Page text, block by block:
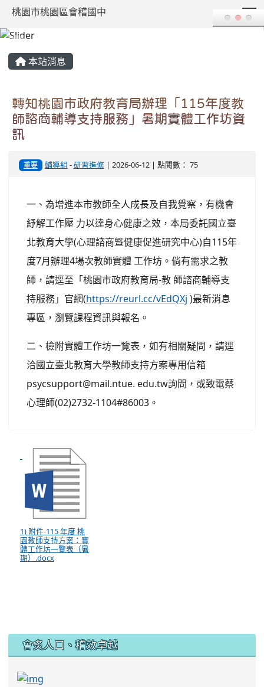
桃園市桃園區會稽國中
本站消息
轉知桃園市政府教育局辦理「115年度教
師諮商輔導支持服務」暑期實體工作坊資
訊
重要 輔導組 -研習進修| 2026-06-12 | 點閱數： 75
一、為增進本市教師全人成長及自我覺察，有機會
紓解工作壓 力以達身心健康之效，本局委託國立臺
北教育大學(心理諮商曁健康促進研究中心)自115年
度7月辦理4場次教師實體 工作坊。倘有需求之教
師，請逕至「桃園市政府教育局-教 師諮商輔導支
持服務」官網(https://reurl.cc/vEdQXj )最新消息
專區，瀏覽課程資訊與報名。
二、檢附實體工作坊一覽表，如有相關疑問，請逕
洽國立臺北教育大學教師支持方案專用信箱
psycsupport@mail.ntue. edu.tw詢問，或致電蔡
心理師(02)2732-1104#86003。
1) 附件-115 年度 桃
園教師支持方案：實
體工作坊一覽表（暑
期）.docx
會炙人口、稽效卓越